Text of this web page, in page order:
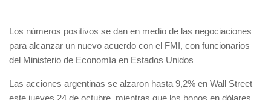
Los números positivos se dan en medio de las negociaciones
para alcanzar un nuevo acuerdo con el FMI, con funcionarios
del Ministerio de Economía en Estados Unidos
Las acciones argentinas se alzaron hasta 9,2% en Wall Street
este jueves 24 de octubre, mientras que los bonos en dólares